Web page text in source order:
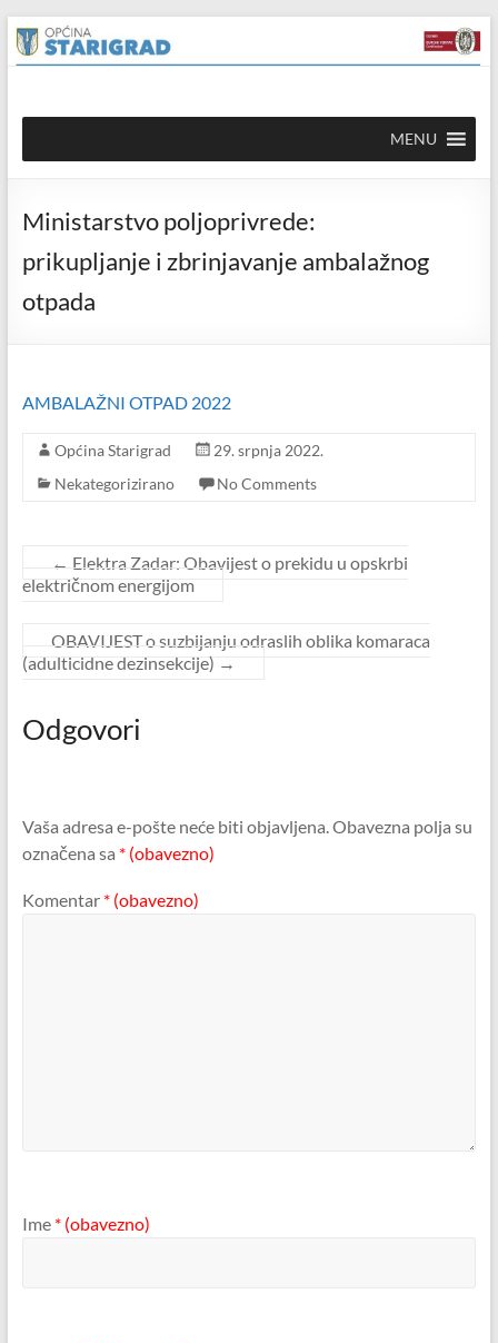
content
Skip
to
content
Općina
Starigrad
mrežna
stranica
MENU
Ministarstvo poljoprivrede:
prikupljanje i zbrinjavanje ambalažnog
otpada
AMBALAŽNI OTPAD 2022
Općina Starigrad
29. srpnja 2022.
Nekategorizirano
No Comments
← Elektra Zadar: Obavijest o prekidu u opskrbi
električnom energijom
OBAVIJEST o suzbijanju odraslih oblika komaraca
(adulticidne dezinsekcije) →
Odgovori
Vaša adresa e-pošte neće biti objavljena.Obavezna polja su
označena sa * (obavezno)
Komentar * (obavezno)
Ime * (obavezno)